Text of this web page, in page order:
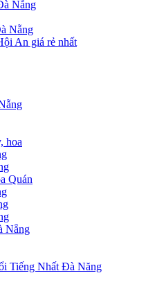
Nẵng
Nẵng
An giá rẻ nhất
hoa
Quán
Nẵng
Tiếng Nhất Đà Năng